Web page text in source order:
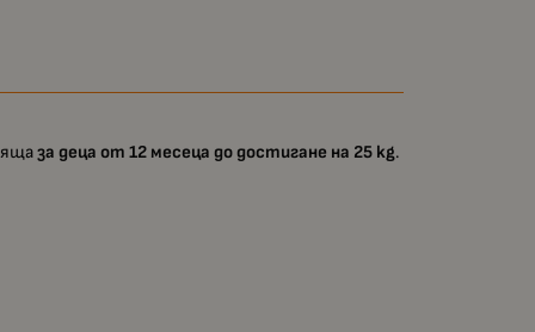
за деца от 12 месеца до достигане на 25 kg.